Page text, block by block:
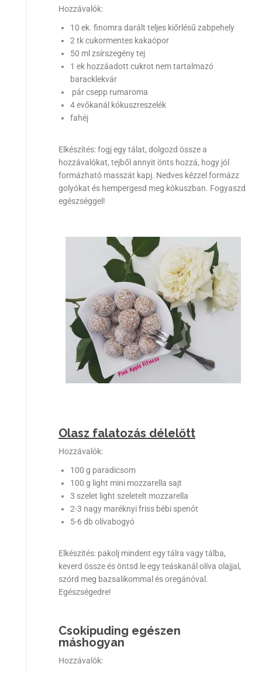
Hozzávalók:
10 ek. finomra darált teljes kiőrlésű zabpehely
2 tk cukormentes kakaópor
50 ml zsírszegény tej
1 ek hozzáadott cukrot nem tartalmazó
baracklekvár
pár csepp rumaroma
4 evőkanál kókuszreszelék
fahéj
Elkészítés: fogj egy tálat, dolgozd össze a
hozzávalókat, tejből annyit önts hozzá, hogy jól
formázható masszát kapj. Nedves kézzel formázz
golyókat és hempergesd meg kókuszban. Fogyaszd
egészséggel!
Olasz falatozás délelőtt
Hozzávalók:
100 g paradicsom
100 g light mini mozzarella sajt
3 szelet light szeletelt mozzarella
2-3 nagy maréknyi friss bébi spenót
5-6 db olívabogyó
Elkészítés: pakolj mindent egy tálra vagy tálba,
keverd össze és öntsd le egy teáskanál olíva olajjal,
szórd meg bazsalikommal és oregánóval.
Egészségedre!
Csokipuding egészen
máshogyan
Hozzávalók: